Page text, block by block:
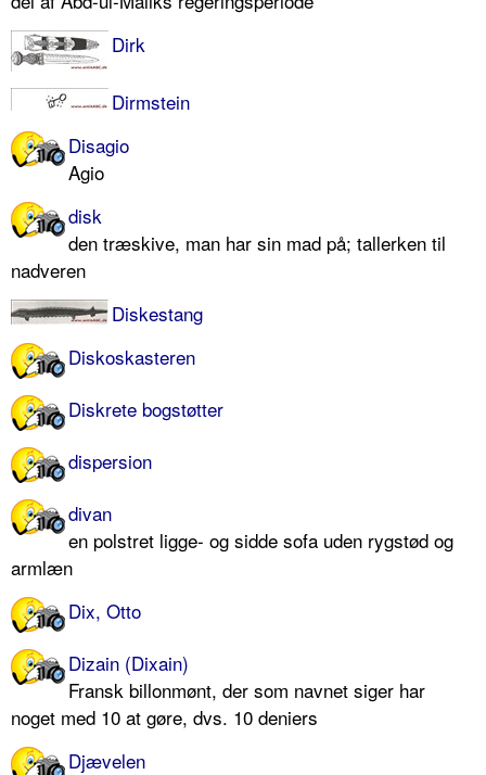
Dirk
Dirmstein
Disagio
Agio
disk
den træskive, man har sin mad på; tallerken til
nadveren
Diskestang
Diskoskasteren
Diskrete bogstøtter
dispersion
divan
en polstret ligge- og sidde sofa uden rygstød og
armlæn
Dix, Otto
Dizain (Dixain)
Fransk billonmønt, der som navnet siger har
noget med 10 at gøre, dvs. 10 deniers
Djævelen